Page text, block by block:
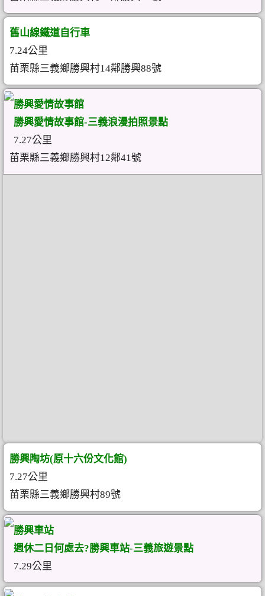
舊山線鐵道自行車
7.24公里
苗栗縣三義鄉勝興村14鄰勝興88號
勝興愛情故事館
勝興愛情故事館-三義浪漫拍照景點
7.27公里
苗栗縣三義鄉勝興村12鄰41號
勝興陶坊(原十六份文化館)
7.27公里
苗栗縣三義鄉勝興村89號
勝興車站
週休二日何處去?勝興車站-三義旅遊景點
7.29公里